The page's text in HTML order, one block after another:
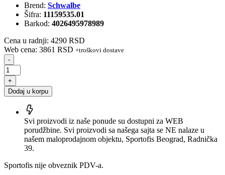
Brend: Schwalbe
Šifra: 11159535.01
Barkod: 4026495978989
Cena u radnji: 4290 RSD
Web cena: 3861 RSD +troškovi dostave
-
+
Dodaj u korpu
Svi proizvodi iz naše ponude su dostupni za WEB
porudžbine. Svi proizvodi sa našega sajta se NE nalaze u
našem maloprodajnom objektu, Sportofis Beograd, Radnička
39.
Sportofis nije obveznik PDV-a.